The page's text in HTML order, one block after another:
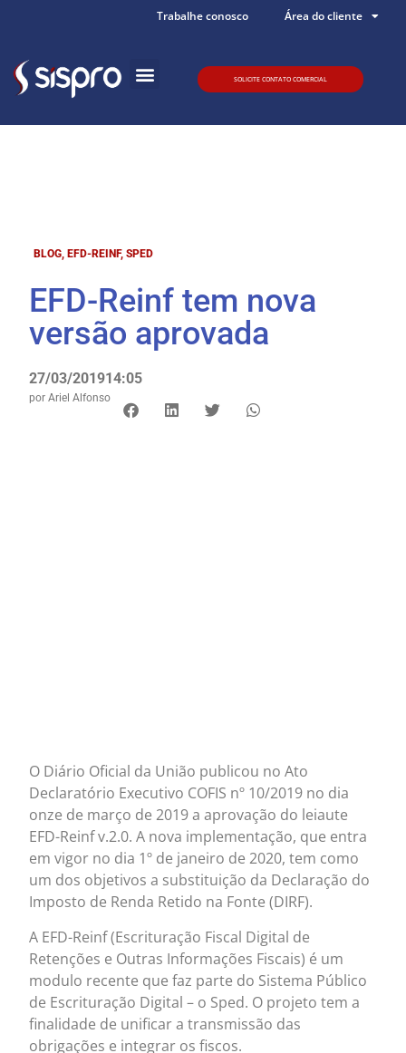
Trabalhe conosco Área do cliente
SOLICITE CONTATO COMERCIAL
BLOG ,EFD-REINF,SPED
EFD-Reinf tem nova
versão aprovada
27/03/201914:05
por Ariel Alfonso
O Diário Oficial da União publicou no Ato
Declaratório Executivo COFIS nº 10/2019 no dia
onze de março de 2019 a aprovação do leiaute
EFD-Reinf v.2.0. A nova implementação, que entra
em vigor no dia 1º de janeiro de 2020, tem como
um dos objetivos a substituição da Declaração do
Imposto de Renda Retido na Fonte (DIRF).
A EFD-Reinf (Escrituração Fiscal Digital de
Retenções e Outras Informações Fiscais) é um
modulo recente que faz parte do Sistema Público
de Escrituração Digital – o Sped. O projeto tem a
finalidade de unificar a transmissão das
obrigações e integrar os fiscos.